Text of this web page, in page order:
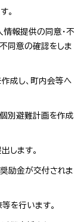
。
報提供の同意・不
同意の確認をしま
成し、町内会等へ
別避難計画を作成
します。
励金が交付されま
を行います。